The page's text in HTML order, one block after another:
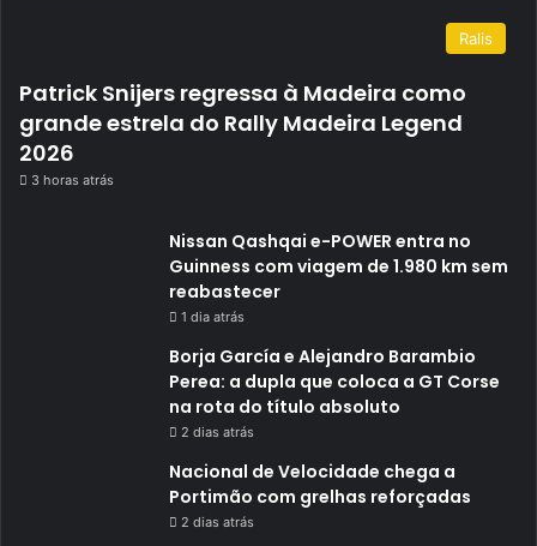
Ralis
Patrick Snijers regressa à Madeira como
grande estrela do Rally Madeira Legend
2026
3 horas atrás
Nissan Qashqai e-POWER entra no
Guinness com viagem de 1.980 km sem
reabastecer
1 dia atrás
Borja García e Alejandro Barambio
Perea: a dupla que coloca a GT Corse
na rota do título absoluto
2 dias atrás
Nacional de Velocidade chega a
Portimão com grelhas reforçadas
2 dias atrás